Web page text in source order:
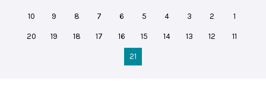
1
2
3
4
5
6
7
8
9
10
11
12
13
14
15
16
17
18
19
20
21